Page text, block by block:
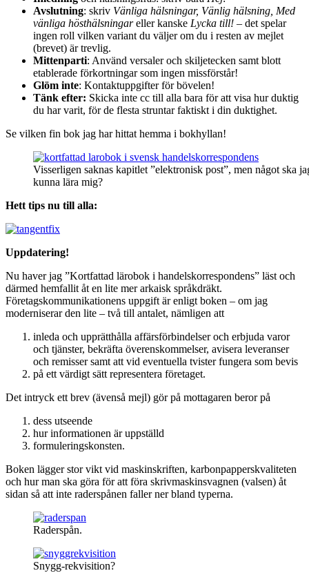
Avslutning: skriv Vänliga hälsningar, Vänlig hälsning, Med
vänliga hösthälsningareller kanske Lycka till! – det spelar
ingen roll vilken variant du väljer om du i resten av mejlet
(brevet) är trevlig.
Mittenparti: Använd versaler och skiljetecken samt blott
etablerade förkortningar som ingen missförstår!
Glöm inte: Kontaktuppgifter för bövelen!
Tänk efter: Skicka inte cc till alla bara för att visa hur duktig
du har varit, för de flesta struntar faktiskt i din duktighet.
Se vilken fin bok jag har hittat hemma i bokhyllan!
Visserligen saknas kapitlet ”elektronisk post”, men något ska
kunna lära mig?
Hett tips nu till alla:
Uppdatering!
Nu haver jag ”Kortfattad lärobok i handelskorrespondens” läst och
därmed hemfallit åt en lite mer arkaisk språkdräkt.
Företagskommunikationens uppgift är enligt boken – om jag
moderniserar den lite – två till antalet, nämligen att
inleda och upprätthålla affärsförbindelser och erbjuda varor
och tjänster, bekräfta överenskommelser, avisera leveranser
och remisser samt att vid eventuella tvister fungera som bevis
på ett värdigt sätt representera företaget.
Det intryck ett brev (ävenså mejl) gör på mottagaren beror på
dess utseende
hur informationen är uppställd
formuleringskonsten.
Boken lägger stor vikt vid maskinskriften, karbonpapperskvaliteten
och hur man ska göra för att föra skrivmaskinsvagnen (valsen) åt
sidan så att inte raderspånen faller ner bland typerna.
Raderspån.
Snygg-rekvisition?